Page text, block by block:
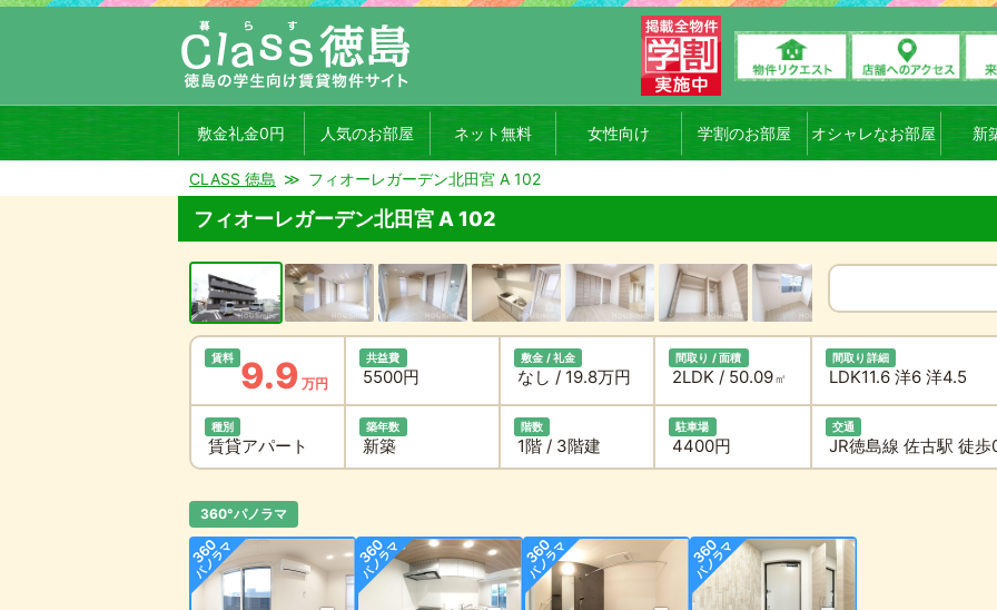
敷金礼金0円 人気のお部屋 ネット無料 女性向け 学割のお部屋 オシャレなお部屋 新
CLASS 徳島 フィオーレガーデン北田宮 A 102
フィオーレガーデン北田宮 A 102
賃料 9.9 万円
共益費
5500円
敷金 / 礼金
なし / 19.8万円
間取り / 面積
2LDK / 50.09㎡
間取り詳細
LDK11.6 洋6 洋4.5
種別
賃貸アパート
築年数
新築
階数
1階 / 3階建
駐車場
4400円
交通
JR徳島線 佐古駅 徒歩
360°パノラマ